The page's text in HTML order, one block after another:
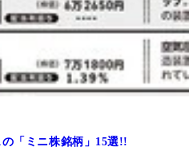
「ミニ株銘柄」15選!!